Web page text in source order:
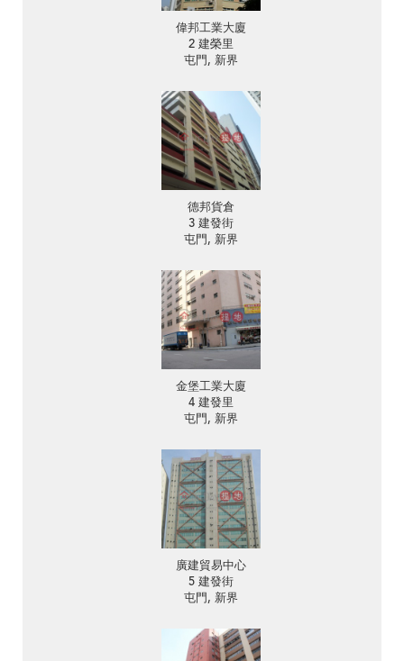
偉邦工業大廈
2 建榮里
屯門, 新界
德邦貨倉
3 建發街
屯門, 新界
金堡工業大廈
4 建發里
屯門, 新界
廣建貿易中心
5 建發街
屯門, 新界